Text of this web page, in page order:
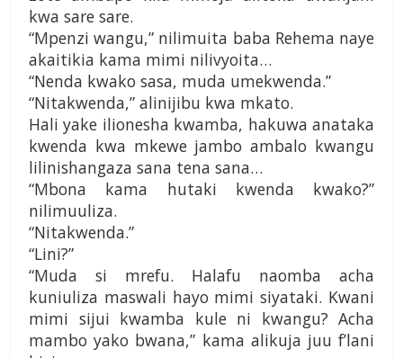
kwa sare sare.
“Mpenzi wangu,” nilimuita baba Rehema naye
akaitikia kama mimi nilivyoita…
“Nenda kwako sasa, muda umekwenda.”
“Nitakwenda,” alinijibu kwa mkato.
Hali yake ilionesha kwamba, hakuwa anataka
kwenda kwa mkewe jambo ambalo kwangu
lilinishangaza sana tena sana…
“Mbona kama hutaki kwenda kwako?”
nilimuuliza.
“Nitakwenda.”
“Lini?”
“Muda si mrefu. Halafu naomba acha
kuniuliza maswali hayo mimi siyataki. Kwani
mimi sijui kwamba kule ni kwangu? Acha
mambo yako bwana,” kama alikuja juu f’lani